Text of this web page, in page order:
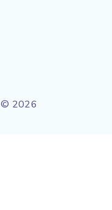
© 2026